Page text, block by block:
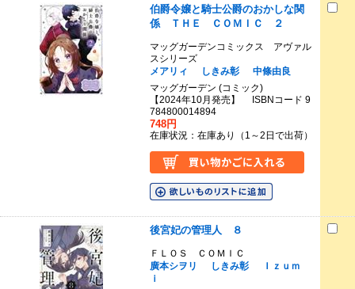
伯爵令嬢と騎士公爵のおかしな関
係 ＴＨＥ ＣＯＭＩＣ ２
マッグガーデンコミックス アヴァル
スシリーズ
メアリィ
しきみ彰
中條由良
マッグガーデン (コミック)
【2024年10月発売】 ISBNコード 9
784800014894
748円
在庫状況：在庫あり（1～2日で出荷）
後宮妃の管理人 ８
ＦＬＯＳ ＣＯＭＩＣ
廣本シヲリ
しきみ彰
Ｉｚｕｍ
ｉ